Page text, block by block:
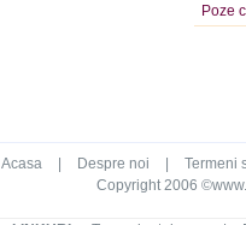
Poze
Acasa Despre noi
Termeni
Copyright 2006